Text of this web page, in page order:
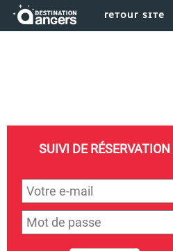
RETOUR SITE
SUIVI DE RÉSERVATION